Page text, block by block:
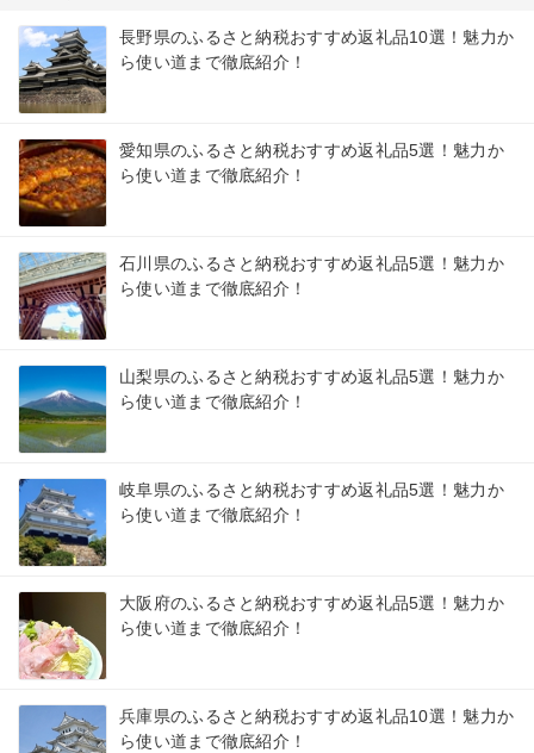
長野県のふるさと納税おすすめ返礼品10選！魅力か
ら使い道まで徹底紹介！
愛知県のふるさと納税おすすめ返礼品5選！魅力か
ら使い道まで徹底紹介！
石川県のふるさと納税おすすめ返礼品5選！魅力か
ら使い道まで徹底紹介！
山梨県のふるさと納税おすすめ返礼品5選！魅力か
ら使い道まで徹底紹介！
岐阜県のふるさと納税おすすめ返礼品5選！魅力か
ら使い道まで徹底紹介！
大阪府のふるさと納税おすすめ返礼品5選！魅力か
ら使い道まで徹底紹介！
兵庫県のふるさと納税おすすめ返礼品10選！魅力か
ら使い道まで徹底紹介！